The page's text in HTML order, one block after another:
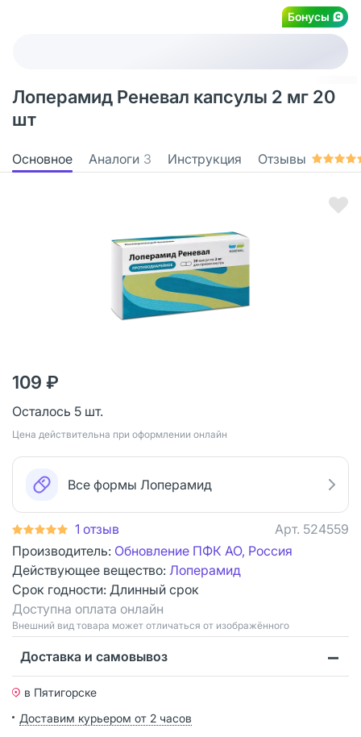
Бонусы
Лоперамид Реневал капсулы 2 мг 20
шт
Основное Аналоги 3 Инструкция Отзывы
109 ₽
Осталось 5 шт.
Цена действительна при оформлении онлайн
Все формы Лоперамид
1 отзыв Арт. 524559
Производитель: Обновление ПФК АО, Россия
Действующее вещество: Лоперамид
Срок годности: Длинный срок
Доступна оплата онлайн
Bнешний вид товара может отличаться от изображённого
Доставка и самовывоз
в Пятигорске
Доставим курьером от 2 часов